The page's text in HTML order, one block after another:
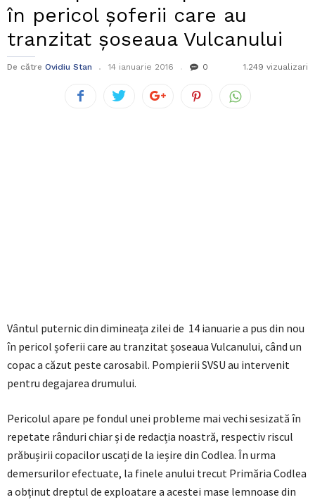
în pericol șoferii care au
tranzitat șoseaua Vulcanului
De către Ovidiu Stan 14 ianuarie 2016 0 1.249 vizualizari
Vântul puternic din dimineața zilei de 14 ianuarie a pus din nou
în pericol șoferii care au tranzitat șoseaua Vulcanului, când un
copac a căzut peste carosabil. Pompierii SVSU au intervenit
pentru degajarea drumului.
Pericolul apare pe fondul unei probleme mai vechi sesizată în
repetate rânduri chiar și de redacția noastră, respectiv riscul
prăbușirii copacilor uscați de la ieșire din Codlea. În urma
demersurilor efectuate, la finele anului trecut Primăria Codlea
a obținut dreptul de exploatare a acestei mase lemnoase din